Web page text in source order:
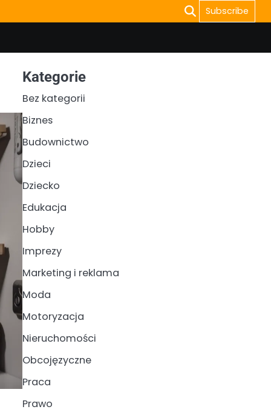
Subscribe
Kategorie
Bez kategorii
Biznes
Budownictwo
Dzieci
Dziecko
Edukacja
Hobby
Imprezy
Marketing i reklama
Moda
Motoryzacja
Nieruchomości
Obcojęzyczne
Praca
Prawo